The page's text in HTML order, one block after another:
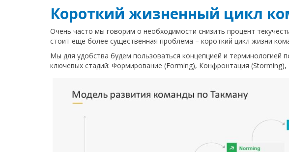
Короткий жизненный цикл
Очень часто мы говорим о необходимости снизить процент
стоит ещё более существенная проблема – короткий цикл жизни
Мы для удобства будем пользоваться концепцией и
ключевых стадий: Формирование (Forming), Конфронтация